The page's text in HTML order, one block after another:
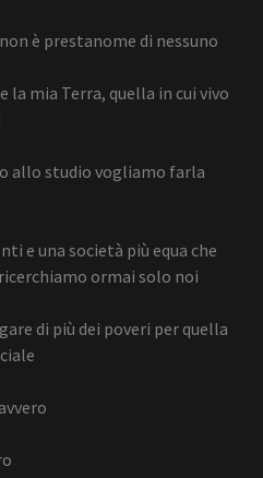
è prestanome di nessuno
mia Terra, quella in cui vivo
allo studio vogliamo farla
e una società più equa che
ormai solo noi
di più dei poveri per quella